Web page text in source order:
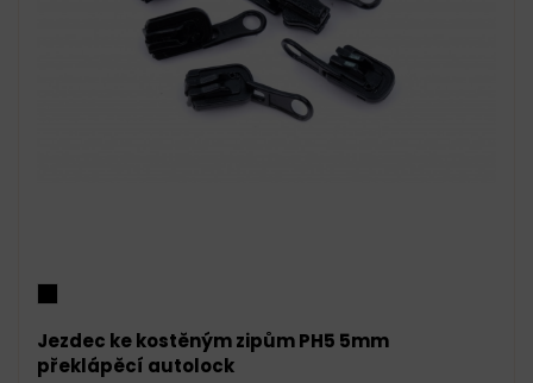
Jezdec ke kostěným zipům PH5 5mm
překlápěcí autolock